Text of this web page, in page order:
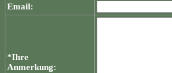
Email:
*Ihre
Anmerkung: